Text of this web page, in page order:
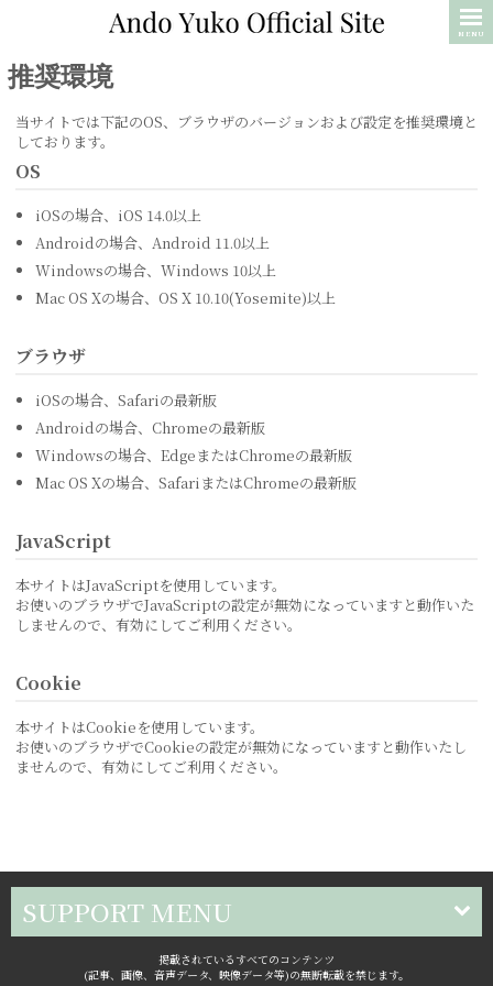
MENU
推奨環境
当サイトでは下記のOS、ブラウザのバージョンおよび設定を推奨環境と
しております。
OS
iOSの場合、iOS 14.0以上
Androidの場合、Android 11.0以上
Windowsの場合、Windows 10以上
Mac OS Xの場合、OS X 10.10(Yosemite)以上
ブラウザ
iOSの場合、Safariの最新版
Androidの場合、Chromeの最新版
Windowsの場合、EdgeまたはChromeの最新版
Mac OS Xの場合、SafariまたはChromeの最新版
JavaScript
本サイトはJavaScriptを使用しています。
お使いのブラウザでJavaScriptの設定が無効になっていますと動作いた
しませんので、有効にしてご利用ください。
Cookie
本サイトはCookieを使用しています。
お使いのブラウザでCookieの設定が無効になっていますと動作いたし
ませんので、有効にしてご利用ください。
SUPPORT MENU
掲載されているすべてのコンテンツ
(記事、画像、音声データ、映像データ等)の無断転載を禁じます。